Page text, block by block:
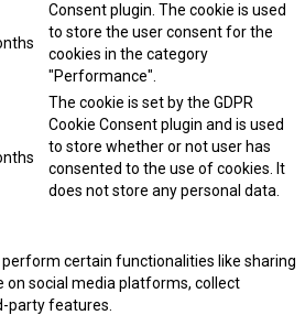
Consent plugin. The cookie is used
to store the user consent for the
cookies in the category
"Performance".
The cookie is set by the GDPR
Cookie Consent plugin and is used
to store whether or not user has
consented to the use of cookies. It
does not store any personal data.
perform certain functionalities like sharing
social media platforms, collect
party features.